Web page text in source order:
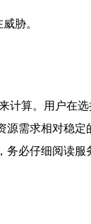
胁。
算。用户在
需求相对稳定
必仔细阅读服